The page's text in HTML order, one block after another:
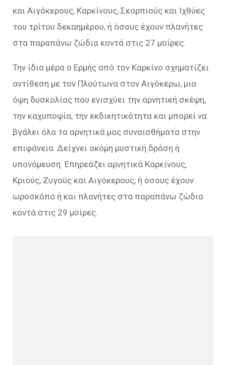
και Αιγόκερους, Καρκίνους, Σκορπιούς και Ιχθύες
του τρίτου δεκαημέρου, ή όσους έχουν πλανήτες
στα παραπάνω ζώδια κοντά στις 27 μοίρες.
Την ίδια μέρα ο Ερμής από τον Καρκίνο σχηματίζει
αντίθεση με τον Πλούτωνα στον Αιγόκερω, μια
όψη δυσκολίας που ενισχύει την αρνητική σκέψη,
την καχυποψία, την εκδικητικότητα και μπορεί να
βγάλει όλα τα αρνητικά μας συναισθήματα στην
επιφάνεια. Δείχνει ακόμη μυστική δράση ή
υπονόμευση. Επηρεάζει αρνητικά Καρκίνους,
Κριούς, Ζυγούς και Αιγόκερους, ή όσους έχουν
ωροσκόπο ή και πλανήτες στα παραπάνω ζώδια
κοντά στις 29 μοίρες.